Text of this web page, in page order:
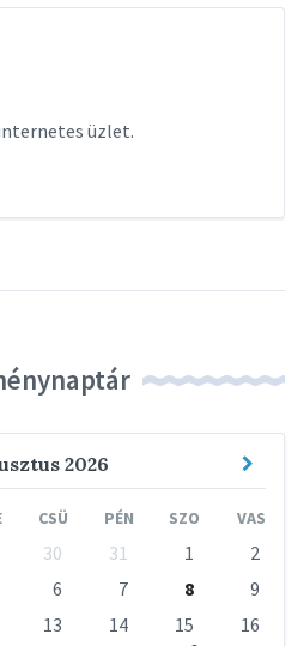
üzlet.
2026
CSÜ PÉN SZO VAS
30 31 1
2
6 7 8
9
13 14 15
16